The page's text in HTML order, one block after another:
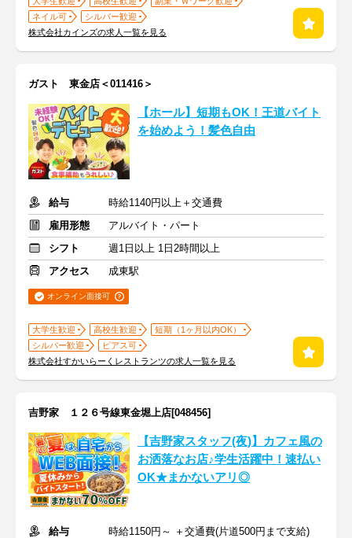
ネイル可
シルバー歓迎
株式会社カインズの求人一覧を見る
ガスト 東金店＜011416＞
【ホール】短期もOK！王道バイト
を始めよう！髪色自由
給与
時給1140円以上＋交通費
雇用形態
アルバイト・パート
シフト
週1日以上 1日2時間以上
アクセス
成東駅
オンライン面接可
大学生歓迎 高校生歓迎
短期（1ヶ月以内OK）
シルバー歓迎
ピアス可
株式会社すかいらーくレストランツの求人一覧を見る
吉野家 １２６号線東金堀上店[048456]
【吉野家スタッフ(夜)】カフェ風の
お洒落なお店♪学生活躍中！速払い
OK★まかないアリ◎
給与
時給1150円～ ＋交通費(片道500円まで支給)